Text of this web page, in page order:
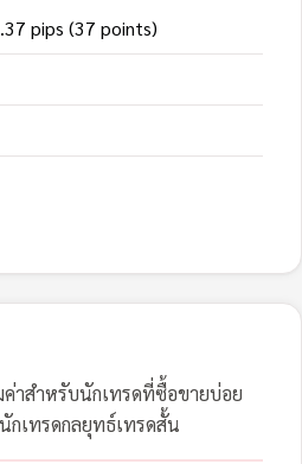
pips (37 points)
าสำหรับนักเทรดที่ซื้อขายบ่อย
กเทรดกลยุทธ์เทรดสั้น